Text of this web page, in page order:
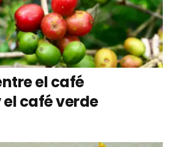
el café
café verde